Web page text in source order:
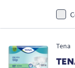
Tena